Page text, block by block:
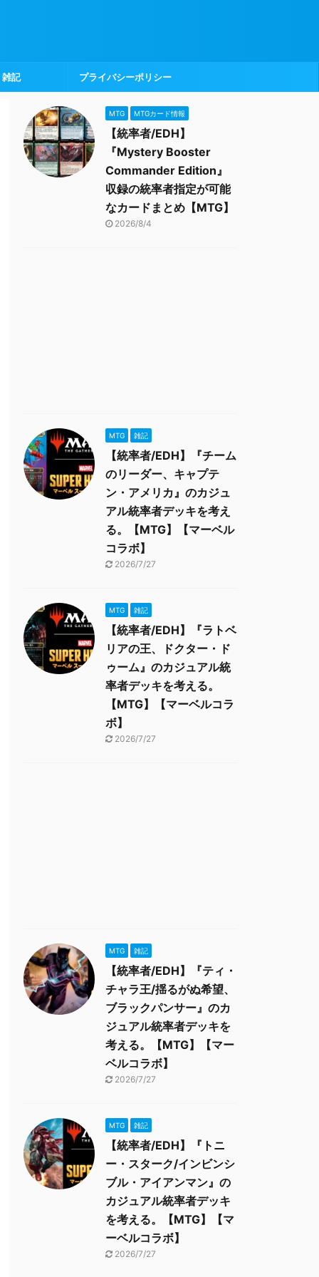
雑記 プライバシーポリシー
MTG MTGカード情報
【統率者/EDH】
『Mystery Booster
Commander Edition』
収録の統率者指定が可能
なカードまとめ【MTG】
2026/8/4
MTG 雑記
【統率者/EDH】『チーム
のリーダー、キャプテ
ン・アメリカ』のカジュ
アル統率者デッキを考え
る。【MTG】【マーベル
コラボ】
2026/7/27
MTG 雑記
【統率者/EDH】『ラトベ
リアの王、ドクター・ド
ゥーム』のカジュアル統
率者デッキを考える。
【MTG】【マーベルコラ
ボ】
2026/7/27
MTG 雑記
【統率者/EDH】『ティ・
チャラ王/揺るがぬ希望、
ブラックパンサー』のカ
ジュアル統率者デッキを
考える。【MTG】【マー
ベルコラボ】
2026/7/27
MTG 雑記
【統率者/EDH】『トニ
ー・スターク/インビンシ
ブル・アイアンマン』の
カジュアル統率者デッキ
を考える。【MTG】【マ
ーベルコラボ】
2026/7/27